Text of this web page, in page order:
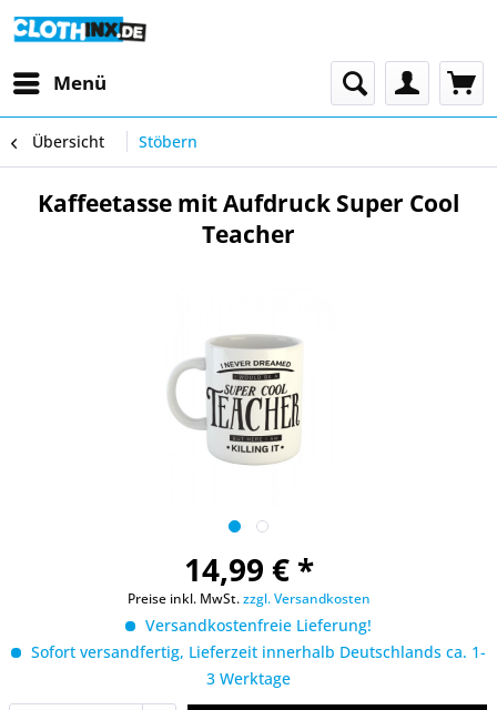
Menü
Übersicht Stöbern
Kaffeetasse mit Aufdruck Super Cool
Teacher
14,99 € *
Preise inkl. MwSt.zzgl. Versandkosten
Versandkostenfreie Lieferung!
Sofort versandfertig, Lieferzeit innerhalb Deutschlands ca. 1-
3 Werktage